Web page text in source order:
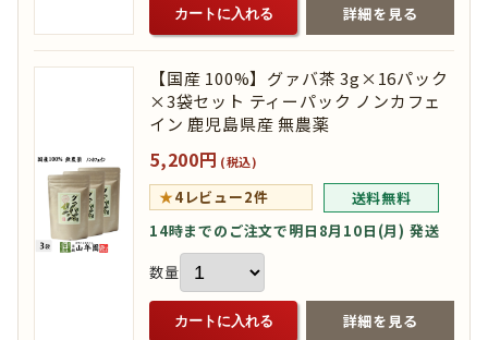
カートに入れる 詳細を見る
【国産 100%】グァバ茶 3g×16パック
×3袋セット ティーパック ノンカフェ
イン 鹿児島県産 無農薬
5,200円 (税込)
★4レビュー2件
送料無料
14時までのご注文で明日8月10日(月) 発送
数量
カートに入れる 詳細を見る